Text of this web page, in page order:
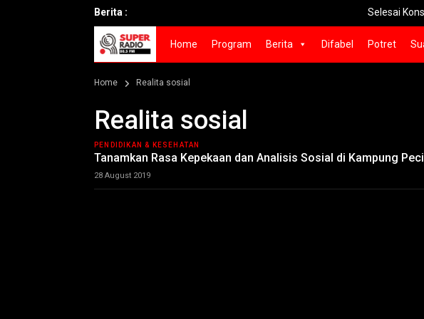
Berita : Selesai Konstruksi Tol
Home Program Berita Difabel Potret
Home Realita sosial
Realita sosial
PENDIDIKAN & KESEHATAN
Tanamkan Rasa Kepekaan dan Analisis Sosial di Kampung
28 August 2019